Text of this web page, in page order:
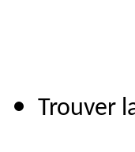
Trouver